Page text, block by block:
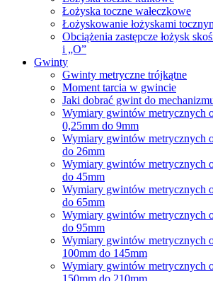
Łożyska toczne wałeczkowe
Łożyskowanie łożyskami
Obciążenia zastępcze łożysk
i „O”
Gwinty
Gwinty metryczne trójkątne
Moment tarcia w gwincie
Jaki dobrać gwint do
Wymiary gwintów metrycznych
0,25mm do 9mm
Wymiary gwintów metrycznych
do 26mm
Wymiary gwintów metrycznych
do 45mm
Wymiary gwintów metrycznych
do 65mm
Wymiary gwintów metrycznych
do 95mm
Wymiary gwintów metrycznych
100mm do 145mm
Wymiary gwintów metrycznych